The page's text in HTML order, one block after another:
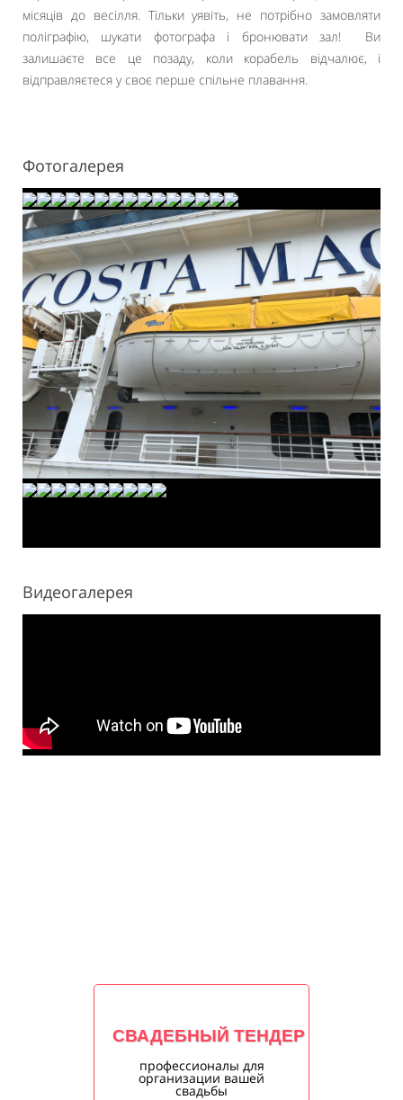
місяців до весілля. Тільки уявіть, не потрібно замовляти
поліграфію, шукати фотографа і бронювати зал! Ви
залишаєте все це позаду, коли корабель відчалює, і
відправляєтеся у своє перше спільне плавання.
Фотогалерея
Видеогалерея
СВАДЕБНЫЙ ТЕНДЕР
профессионалы для
организации вашей
свадьбы